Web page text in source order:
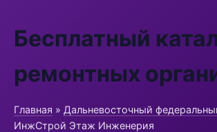
Бесплатный
ремонтных
Главная » Дальневосточный
ИнжСтрой Этаж Инженерия